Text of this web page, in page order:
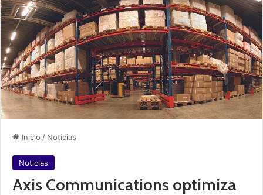
Inicio / Noticias
Noticias
Axis Communications optimiza